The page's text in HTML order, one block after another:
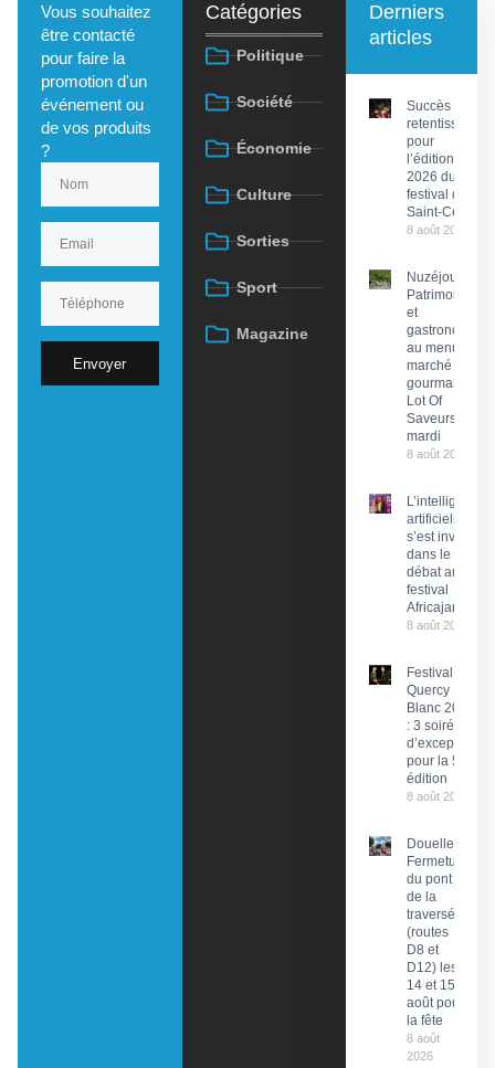
Vous souhaitez
être contacté
pour faire la
promotion d'un
événement ou
de vos produits
?
Envoyer
Catégories
Politique
Société
Économie
Culture
Sorties
Sport
Magazine
Derniers
articles
Succès
retentissant
pour
l’édition
2026 du
festival de
Saint-Céré
8 août 2026
Nuzéjouls :
Patrimoine
et
gastronomie
au menu du
marché
gourmand
Lot Of
Saveurs ce
mardi
8 août 2026
L’intelligence
artificielle
s’est invitée
dans le
débat au
festival
Africajarc
8 août 2026
Festival du
Quercy
Blanc 2026
: 3 soirées
d’exception
pour la 58e
édition
8 août 2026
Douelle :
Fermeture
du pont et
de la
traversée
(routes
D8 et
D12) les
14 et 15
août pour
la fête
8 août
2026